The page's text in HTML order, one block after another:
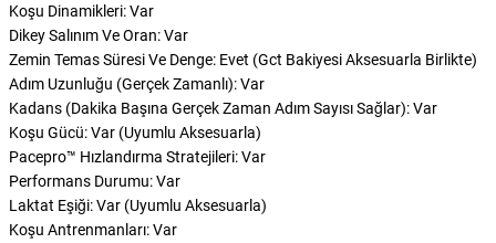
Koşu Dinamikleri: Var
Dikey Salınım Ve Oran: Var
Zemin Temas Süresi Ve Denge: Evet (Gct Bakiyesi Aksesuarla Birlikte)
Adım Uzunluğu (Gerçek Zamanlı): Var
Kadans (Dakika Başına Gerçek Zaman Adım Sayısı Sağlar): Var
Koşu Gücü: Var (Uyumlu Aksesuarla)
Pacepro™ Hızlandırma Stratejileri: Var
Performans Durumu: Var
Laktat Eşiği: Var (Uyumlu Aksesuarla)
Koşu Antrenmanları: Var